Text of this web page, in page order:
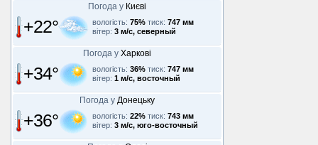
Погода у Києві
+22° вологість: 75% тиск: 747 мм
вітер: 3 м/с, северный
Погода у Харкові
+34° вологість: 36% тиск: 747 мм
вітер: 1 м/с, восточный
Погода у Донецьку
+36° вологість: 22% тиск: 743 мм
вітер: 3 м/с, юго-восточный